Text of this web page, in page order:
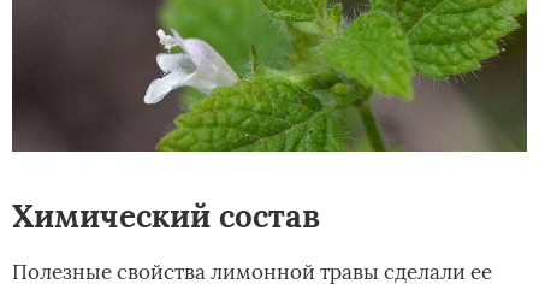
Химический состав
Полезные свойства лимонной травы сделали ее